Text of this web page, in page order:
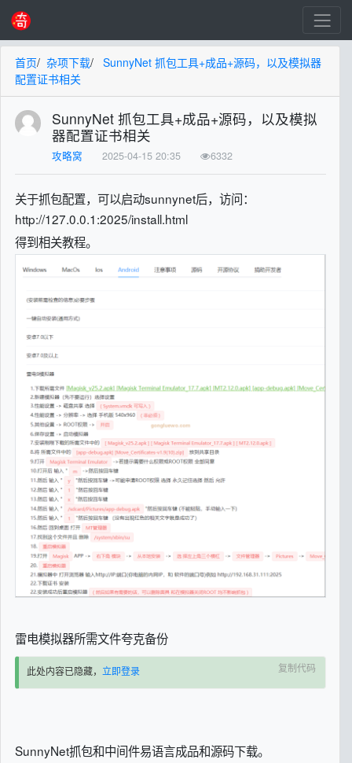
首页/ 杂项下载/ SunnyNet 抓包工具+成品+源码，以及模拟器
配置证书相关
SunnyNet 抓包工具+成品+源码，以及模拟
器配置证书相关
攻略窝 2025-04-15 20:35 6332
关于抓包配置，可以启动sunnynet后，访问：
http://127.0.0.1:2025/install.html
得到相关教程。
雷电模拟器所需文件夸克备份
复制代码
此处内容已隐藏， 立即登录
SunnyNet抓包和中间件易语言成品和源码下载。